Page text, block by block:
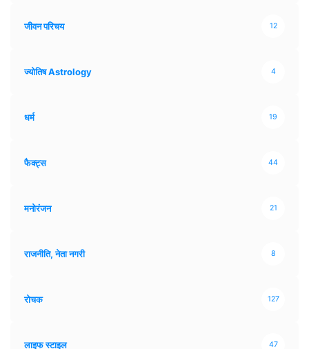
जीवन परिचय 12
ज्योतिष Astrology 4
धर्म 19
फैक्ट्स 44
मनोरंजन 21
राजनीति, नेता नगरी 8
रोचक 127
लाइफ स्टाइल 47